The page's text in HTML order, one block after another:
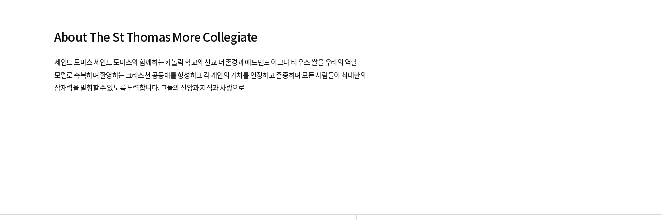
About The St Thomas More Collegiate
세인트 토마스 세인트 토마스와 함께하는 카톨릭 학교의 선교 더 존경과 에드먼드 이그나 티 우스 쌀을 우리의 역할
모델로 축복하며 환영하는 크리스천 공동체를 형성하고 각 개인의 가치를 인정하고 존중하며 모든 사람들이 최대한의
잠재력을 발휘할 수 있도록 노력합니다. 그들의 신앙과 지식과 사랑으로